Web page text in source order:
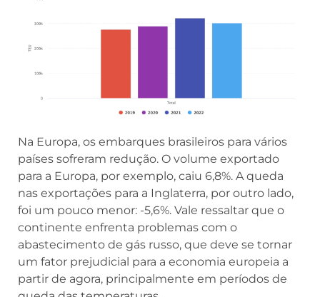
países sofreram redução. O volume exportado
para a Europa, por exemplo, caiu 6,8%. A queda
nas exportações para a Inglaterra, por outro lado,
foi um pouco menor: -5,6%. Vale ressaltar que o
continente enfrenta problemas com o
abastecimento de gás russo, que deve se tornar
um fator prejudicial para a economia europeia a
partir de agora, principalmente em períodos de
queda das temperaturas.